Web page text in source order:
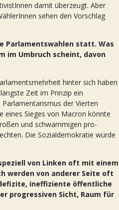
damit überzeugt. Aber
sehen den Vorschlag
Parlamentswahlen statt. Was
im Umbruch scheint, davon
hinter sich haben
Zeit im Prinzip ein
der Vierten
eines Sieges von Macron könnte
und schwammigen pro-
Die Sozialdemokratie würde
von Linken oft mit einem
werden von anderer Seite oft
ineffiziente öffentliche
progressiven Sicht, Raum für